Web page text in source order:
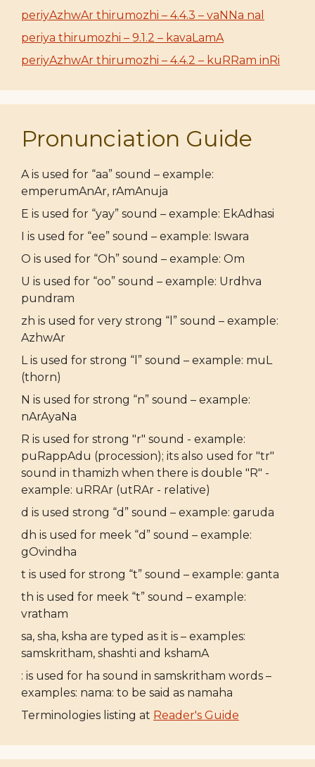
periyAzhwAr thirumozhi – 4.4.3 – vaNNa nal
periya thirumozhi – 9.1.2 – kavaLamA
periyAzhwAr thirumozhi – 4.4.2 – kuRRam inRi
Pronunciation Guide
A is used for “aa” sound – example:
emperumAnAr, rAmAnuja
E is used for “yay” sound – example: EkAdhasi
I is used for “ee” sound – example: Iswara
O is used for “Oh” sound – example: Om
U is used for “oo” sound – example: Urdhva
pundram
zh is used for very strong “l” sound – example:
AzhwAr
L is used for strong “l” sound – example: muL
(thorn)
N is used for strong “n” sound – example:
nArAyaNa
R is used for strong "r" sound - example:
puRappAdu (procession); its also used for "tr"
sound in thamizh when there is double "R" -
example: uRRAr (utRAr - relative)
d is used strong “d” sound – example: garuda
dh is used for meek “d” sound – example:
gOvindha
t is used for strong “t” sound – example: ganta
th is used for meek “t” sound – example:
vratham
sa, sha, ksha are typed as it is – examples:
samskritham, shashti and kshamA
: is used for ha sound in samskritham words –
examples: nama: to be said as namaha
Terminologies listing at Reader's Guide